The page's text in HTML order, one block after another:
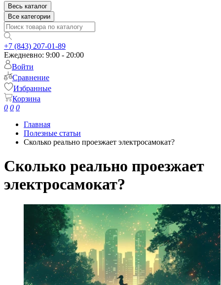
Весь каталог
Все категории
+7 (843) 207-01-89
Ежедневно: 9:00 - 20:00
Войти
Сравнение
Избранные
Корзина
0 0 0
Главная
Полезные статьи
Сколько реально проезжает электросамокат?
Сколько реально проезжает
электросамокат?